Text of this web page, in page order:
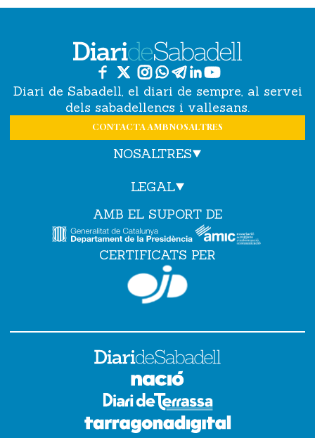
Diari de Sabadell, el diari de sempre, al servei
dels sabadellencs i vallesans.
CONTACTA AMB NOSALTRES
NOSALTRES
LEGAL
AMB EL SUPORT DE
CERTIFICATS PER